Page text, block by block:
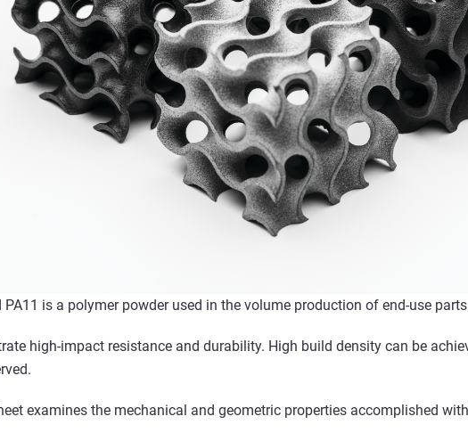
is a polymer powder used in the volume production of end-use
high-impact resistance and durability. High build density can be
examines the mechanical and geometric properties accomplished